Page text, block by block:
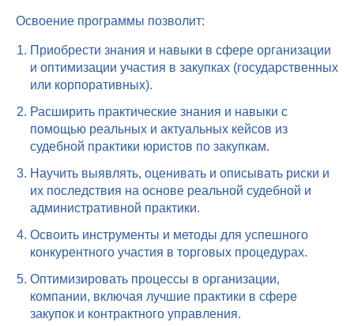
Освоение программы позволит:
Приобрести знания и навыки в сфере организации
и оптимизации участия в закупках (государственных
или корпоративных).
Расширить практические знания и навыки с
помощью реальных и актуальных кейсов из
судебной практики юристов по закупкам.
Научить выявлять, оценивать и описывать риски и
их последствия на основе реальной судебной и
административной практики.
Освоить инструменты и методы для успешного
конкурентного участия в торговых процедурах.
Оптимизировать процессы в организации,
компании, включая лучшие практики в сфере
закупок и контрактного управления.